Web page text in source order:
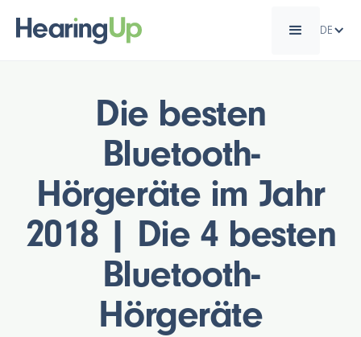
DE
Die besten
Bluetooth-
Hörgeräte im Jahr
2018 | Die 4 besten
Bluetooth-
Hörgeräte